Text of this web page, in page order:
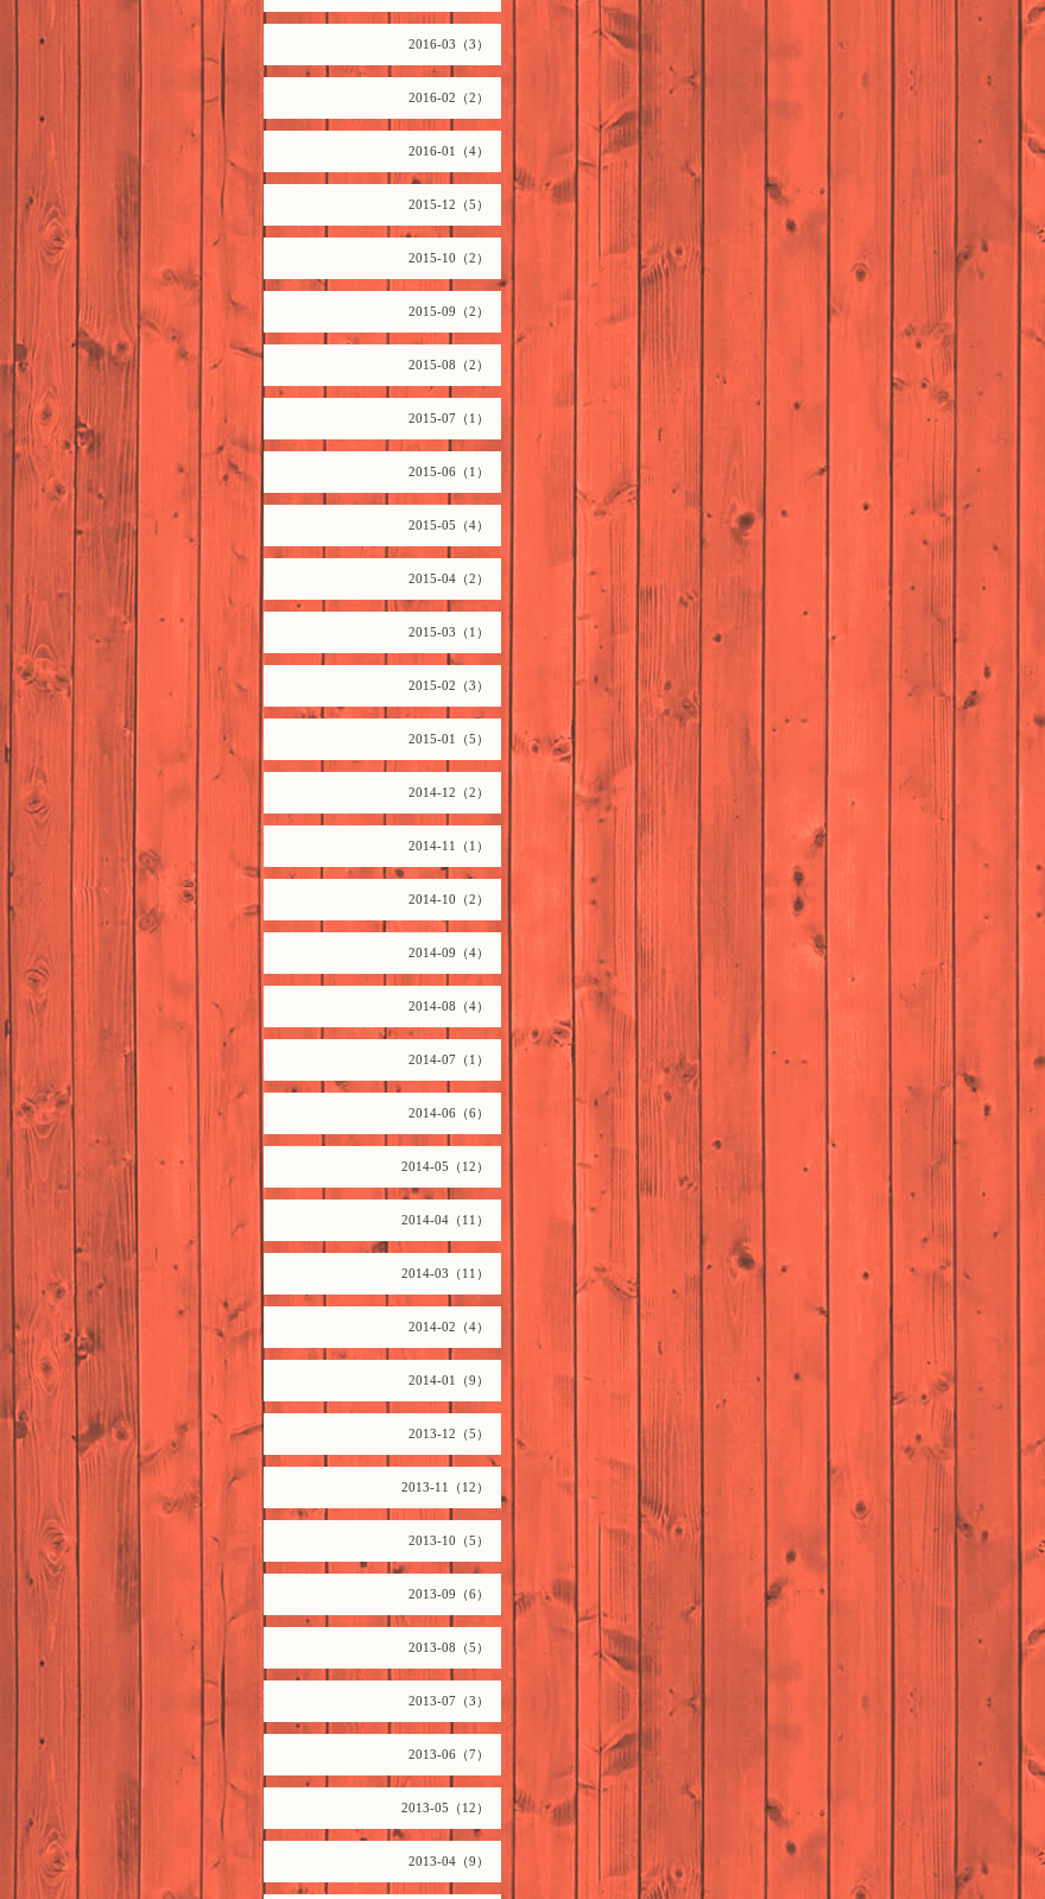
2016-03（3）
2016-02（2）
2016-01（4）
2015-12（5）
2015-10（2）
2015-09（2）
2015-08（2）
2015-07（1）
2015-06（1）
2015-05（4）
2015-04（2）
2015-03（1）
2015-02（3）
2015-01（5）
2014-12（2）
2014-11（1）
2014-10（2）
2014-09（4）
2014-08（4）
2014-07（1）
2014-06（6）
2014-05（12）
2014-04（11）
2014-03（11）
2014-02（4）
2014-01（9）
2013-12（5）
2013-11（12）
2013-10（5）
2013-09（6）
2013-08（5）
2013-07（3）
2013-06（7）
2013-05（12）
2013-04（9）